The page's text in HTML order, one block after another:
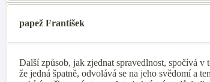
papež František
Další způsob, jak zjednat spravedlnost, spočívá
že jedná špatně, odvolává se na jeho svědomí a